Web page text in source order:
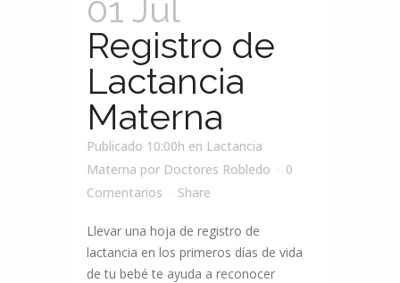
01 Jul
Registro de
Lactancia
Materna
Publicado 10:00h en Lactancia
Materna por Doctores Robledo
0
Comentarios
Share
Llevar una hoja de registro de
lactancia en los primeros días de vida
de tu bebé te ayuda a reconocer